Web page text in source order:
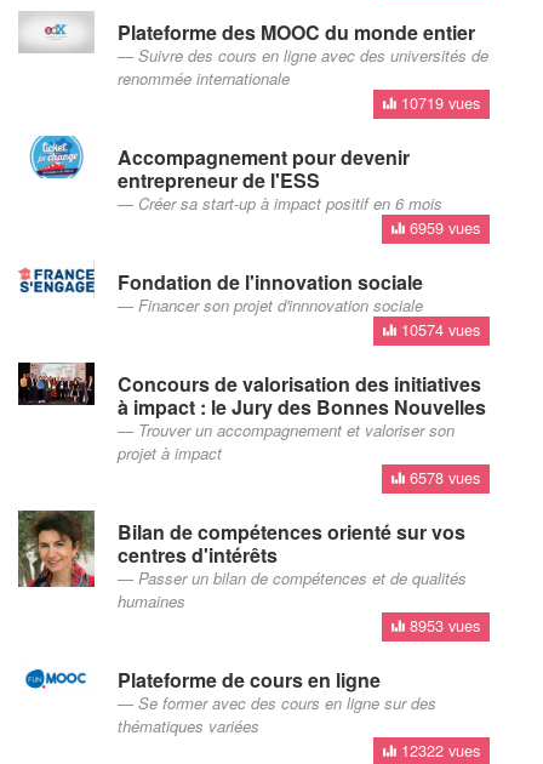
Plateforme des MOOC du monde entier
Suivre des cours en ligne avec des universités de
renommée internationale
10719 vues
Accompagnement pour devenir
entrepreneur de l'ESS
Créer sa start-up à impact positif en 6 mois
6959 vues
Fondation de l'innovation sociale
Financer son projet d'innnovation sociale
10574 vues
Concours de valorisation des initiatives
à impact : le Jury des Bonnes Nouvelles
Trouver un accompagnement et valoriser son
projet à impact
6578 vues
Bilan de compétences orienté sur vos
centres d'intérêts
Passer un bilan de compétences et de qualités
humaines
8953 vues
Plateforme de cours en ligne
Se former avec des cours en ligne sur des
thématiques variées
12322 vues